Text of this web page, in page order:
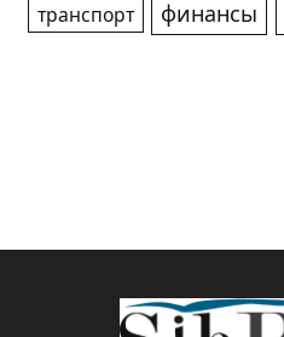
транспорт финансы